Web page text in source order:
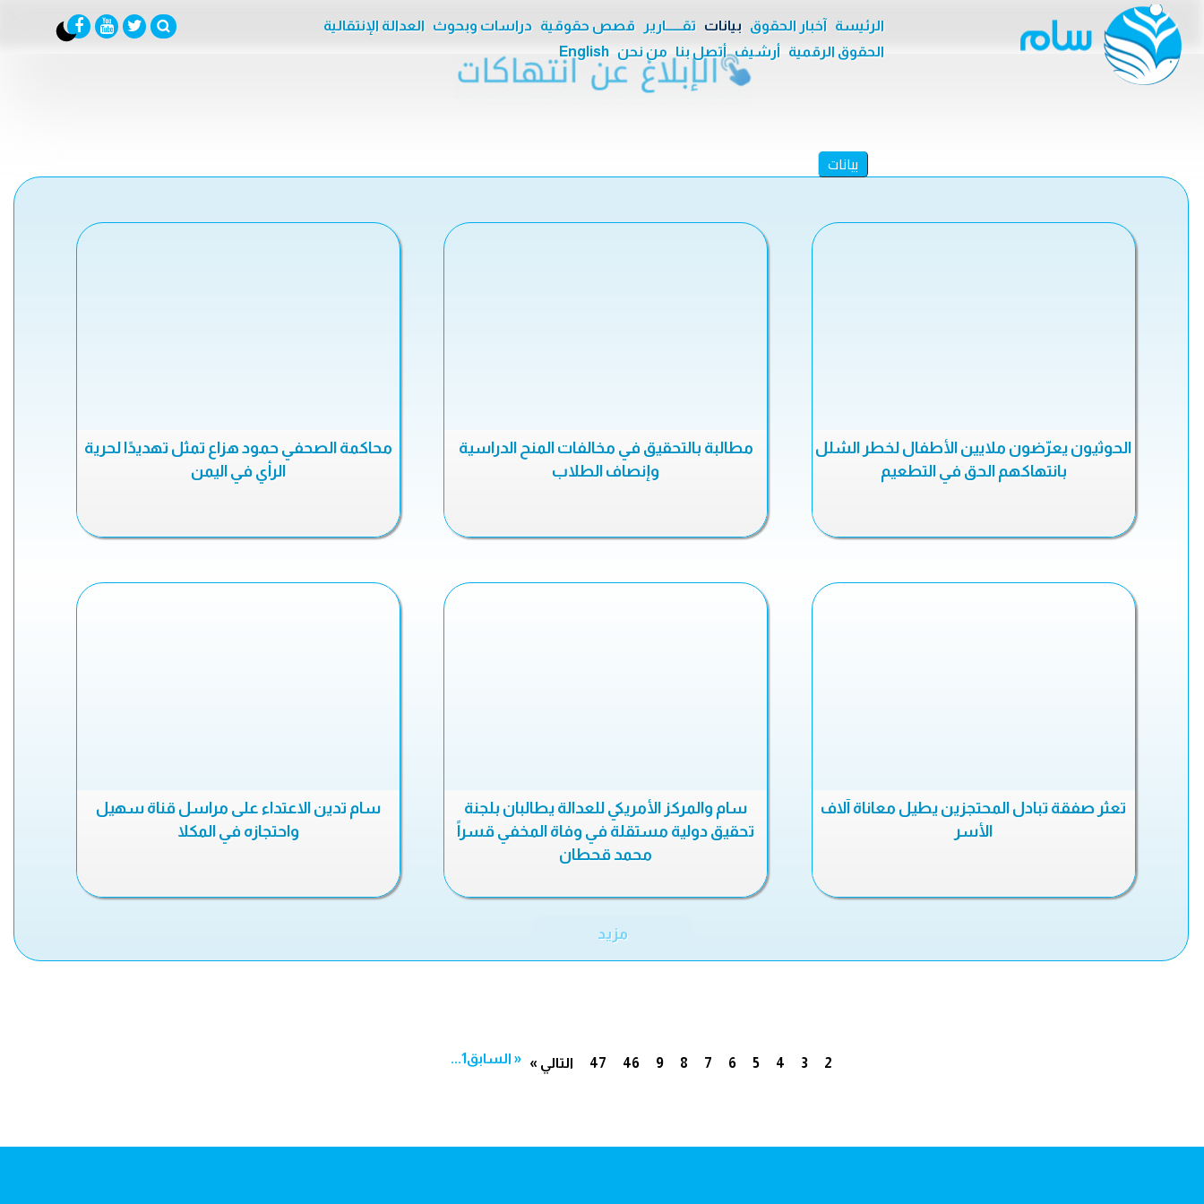
الرئيسة آخبار الحقوق بيانات تقــــــارير قصص حقوقية دراسات وبحوث
العدالة الإنتقالية
الحقوق الرقمية
أرشيف أتصل بنا من نحن English
بيانات
الحوثيون يعرّضون ملايين الأطفال لخطر الشلل
بانتهاكهم الحق في التطعيم
مطالبة بالتحقيق في مخالفات المنح الدراسية
وإنصاف الطلاب
محاكمة الصحفي حمود هزاع تمثل تهديدًا لحرية
الرأي في اليمن
تعثر صفقة تبادل المحتجزين يطيل معاناة آلاف
الأسر
سام والمركز الأمريكي للعدالة يطالبان بلجنة
تحقيق دولية مستقلة في وفاة المخفي قسراً
محمد قحطان
سام تدين الاعتداء على مراسل قناة سهيل
واحتجازه في المكلا
مزيد
« السابق 1 2
3
4
5
6
7
8
9
... 46
47 التالي »